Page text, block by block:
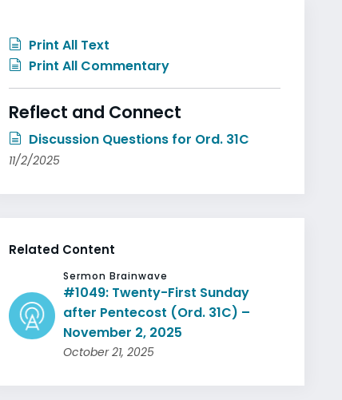
Print All Text
Print All Commentary
Reflect and Connect
Discussion Questions for Ord. 31C
11/2/2025
Related Content
Sermon Brainwave
#1049: Twenty-First Sunday
after Pentecost (Ord. 31C) –
November 2, 2025
October 21, 2025